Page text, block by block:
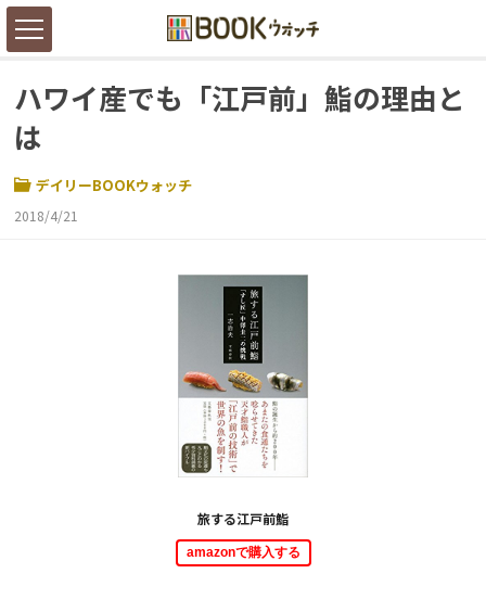
ハワイ産でも「江戸前」鮨の理由と
は
デイリーBOOKウォッチ
2018/4/21
旅する江戸前鮨
amazonで購入する